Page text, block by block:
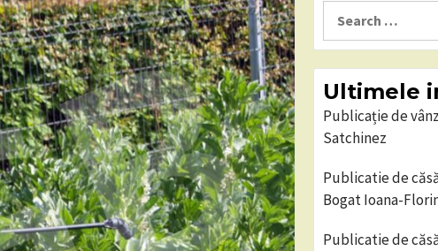
Ultimele
Publicație de
Satchinez
Publicatie de
Bogat Ioana-
Publicatie de